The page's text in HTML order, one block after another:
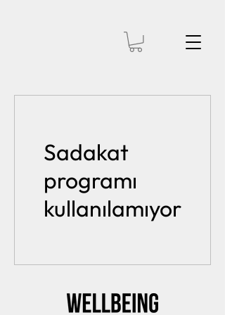
Sadakat
programı
kullanılamıyor